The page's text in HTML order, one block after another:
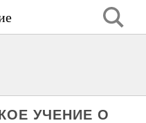
УЧЕНИЕ О